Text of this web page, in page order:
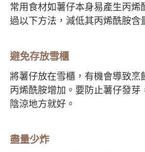
常用食材如薯仔本身易產生丙烯
過以下方法，減低其丙烯酰胺含
避免存放雪櫃
將薯仔放在雪櫃，有機會導致烹
丙烯酰胺增加。要防止薯仔發芽
陰涼地方就好。
盡量少炸